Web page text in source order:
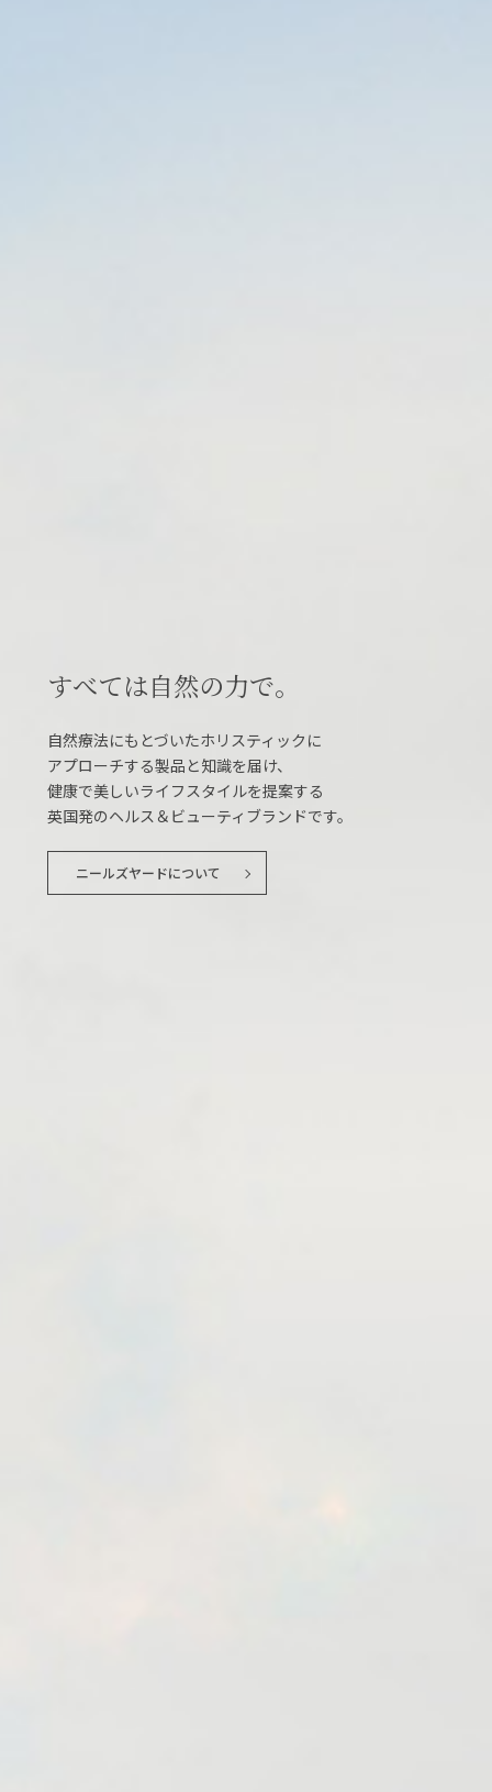
すべては自然の力で。
自然療法にもとづいたホリスティックに
アプローチする製品と知識を届け、
健康で美しいライフスタイルを提案する
英国発のヘルス＆ビューティブランドです。
ニールズヤードについて